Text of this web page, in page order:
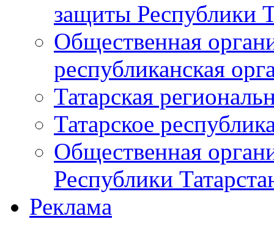
защиты Республики
Общественная
республиканская
Татарская
Татарское
Общественная
Республики
Реклама